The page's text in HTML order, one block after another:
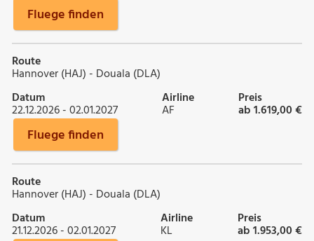
Fluege finden
Route
Hannover (HAJ) - Douala (DLA)
Datum
22.12.2026 - 02.01.2027
Airline
AF
Preis
ab 1.619,00 €
Fluege finden
Route
Hannover (HAJ) - Douala (DLA)
Datum
21.12.2026 - 02.01.2027
Airline
KL
Preis
ab 1.953,00 €